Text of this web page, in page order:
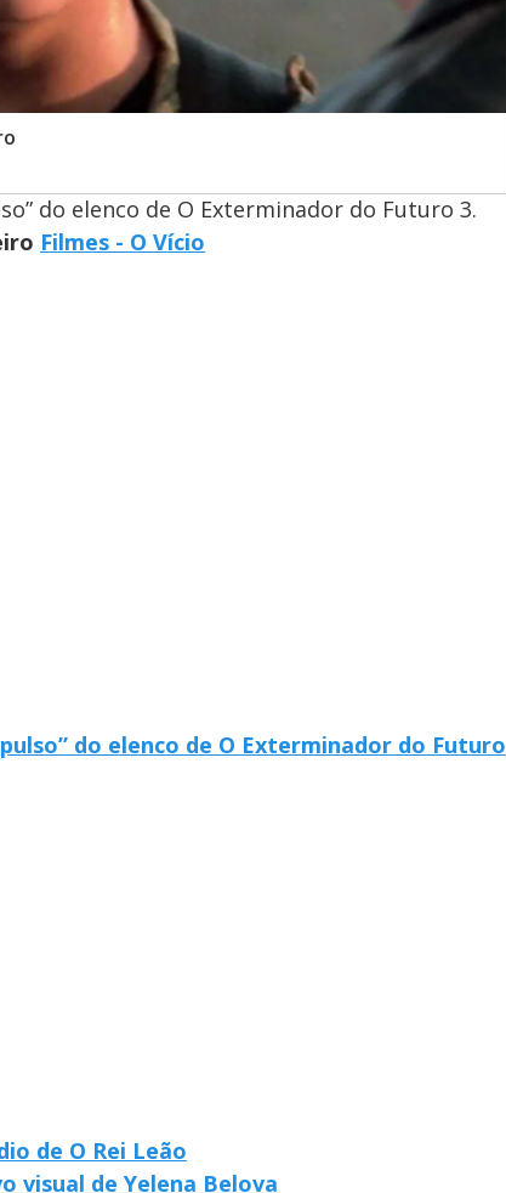
do elenco de O Exterminador do Futuro 3.
Filmes - O Vício
do elenco de O Exterminador do Futuro
de O Rei Leão
visual de Yelena Belova